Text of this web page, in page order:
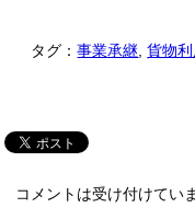
タグ：事業承継 ,貨物
コメントは受け付けてい